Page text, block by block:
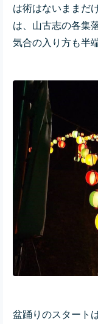
は術はないままだ
は、山古志の各集
気合の入り方も半
盆踊りのスタート